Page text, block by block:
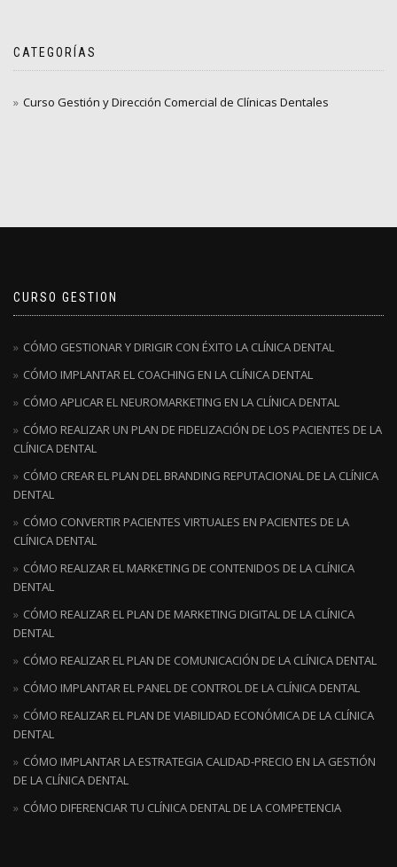
CATEGORÍAS
Curso Gestión y Dirección Comercial de Clínicas Dentales
CURSO GESTION
CÓMO GESTIONAR Y DIRIGIR CON ÉXITO LA CLÍNICA DENTAL
CÓMO IMPLANTAR EL COACHING EN LA CLÍNICA DENTAL
CÓMO APLICAR EL NEUROMARKETING EN LA CLÍNICA DENTAL
CÓMO REALIZAR UN PLAN DE FIDELIZACIÓN DE LOS PACIENTES DE LA
CLÍNICA DENTAL
CÓMO CREAR EL PLAN DEL BRANDING REPUTACIONAL DE LA CLÍNICA
DENTAL
CÓMO CONVERTIR PACIENTES VIRTUALES EN PACIENTES DE LA
CLÍNICA DENTAL
CÓMO REALIZAR EL MARKETING DE CONTENIDOS DE LA CLÍNICA
DENTAL
CÓMO REALIZAR EL PLAN DE MARKETING DIGITAL DE LA CLÍNICA
DENTAL
CÓMO REALIZAR EL PLAN DE COMUNICACIÓN DE LA CLÍNICA DENTAL
CÓMO IMPLANTAR EL PANEL DE CONTROL DE LA CLÍNICA DENTAL
CÓMO REALIZAR EL PLAN DE VIABILIDAD ECONÓMICA DE LA CLÍNICA
DENTAL
CÓMO IMPLANTAR LA ESTRATEGIA CALIDAD-PRECIO EN LA GESTIÓN
DE LA CLÍNICA DENTAL
CÓMO DIFERENCIAR TU CLÍNICA DENTAL DE LA COMPETENCIA